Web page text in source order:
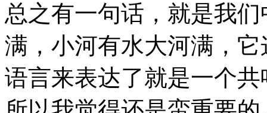
总之有一句话，就是我
满，小河有水大河满，
语言来表达了就是一个